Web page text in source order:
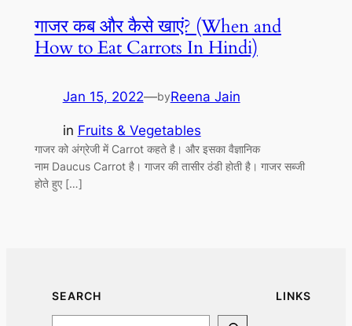
गाजर कब और कैसे खाएं? (When and
How to Eat Carrots In Hindi)
Jan 15, 2022—byReena Jain
in Fruits & Vegetables
गाजर को अंग्रेजी में Carrot कहते है। और इसका वैज्ञानिक
नाम Daucus Carrot है। गाजर की तासीर ठंडी होती है। गाजर सब्जी
होते हुए […]
SEARCH LINKS